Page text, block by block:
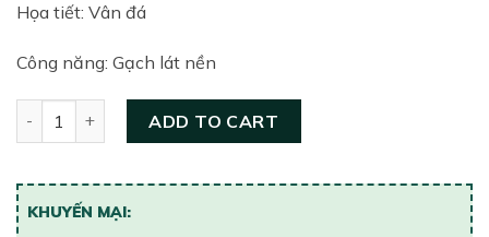
Họa tiết: Vân đá
Công năng: Gạch lát nền
ADD TO CART
KHUYẾN MẠI: